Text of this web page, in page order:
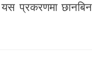
यस प्रकरणमा छानबिन